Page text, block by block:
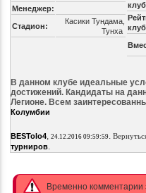
Менеджер:
Стадион:
Касики Тундама,
Тунха
В данном клубе идеальные
достижений. Кандидаты на
Легионе. Всем
Колумбии
BESTolo4, 24.12.2016 09:59:59.
турниров.
Временно комментарии